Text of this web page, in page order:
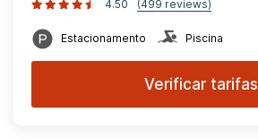
4.50
(499 reviews)
Estacionamento Piscina
Verificar tarifas